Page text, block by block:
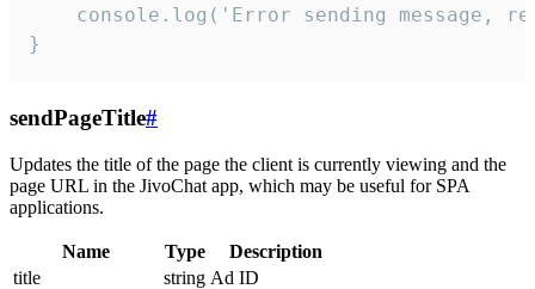
console.log('Error sending message,
}
sendPageTitle#
Updates the title of the page the client is currently viewing and the
page URL in the JivoChat app, which may be useful for SPA
applications.
Name Type
Description
title
string Ad ID